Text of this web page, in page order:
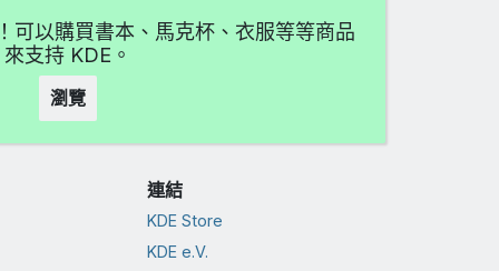
可以購買書本、馬克杯、衣服等等商品
來支持 KDE。
瀏覽
連結
KDE Store
KDE e.V.